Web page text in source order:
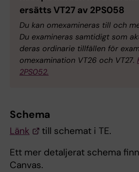
ersätts VT27 av 2PS058
Du kan omexamineras till och
Du examineras samtidigt som
deras ordinarie tillfällen för
omexamination VT26 och VT27.
2PS052.
Schema
Länk
till schemat i TE.
Ett mer detaljerat schema
Canvas.